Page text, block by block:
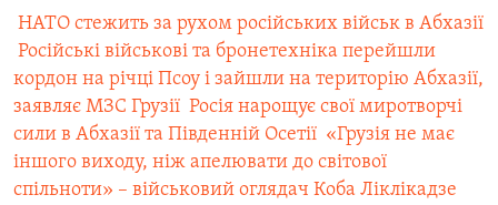
 НАТО стежить за рухом російських військ в Абхазії
 Російські військові та бронетехніка перейшли
кордон на річці Псоу і зайшли на територію Абхазії,
заявляє МЗС Грузії  Росія нарощує свої миротворчі
сили в Абхазії та Південній Осетії  «Грузія не має
іншого виходу, ніж апелювати до світової
спільноти» – військовий оглядач Коба Ліклікадзе